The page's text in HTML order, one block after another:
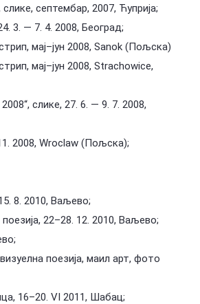
септембар, 2007, Ћуприја;
3. — 7. 4. 2008, Београд;
мај–јун 2008, Sanok (Пољска)
мај–јун 2008, Strachowice,
слике, 27. 6. — 9. 7. 2008,
2008, Wroclaw (Пољска);
8. 2010, Ваљево;
22–28. 12. 2010, Ваљево;
поезија, маил арт, фото
16–20. VI 2011, Шабац;